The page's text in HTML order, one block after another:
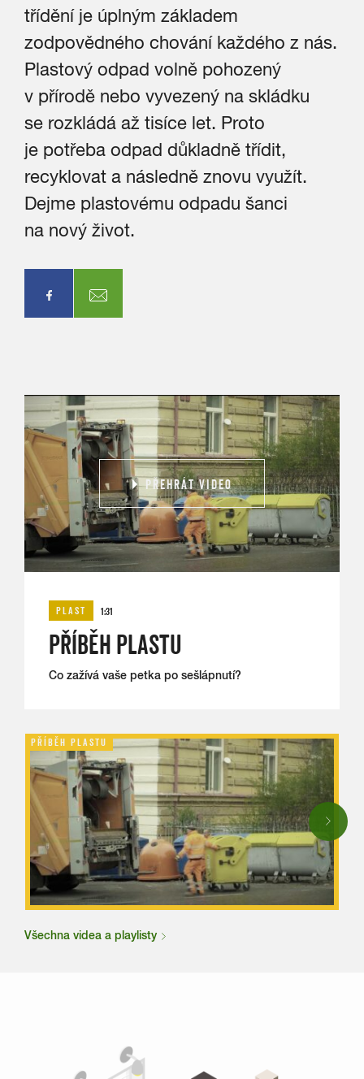
třídění je úplným základem
zodpovědného chování každého z nás.
Plastový odpad volně pohozený
v přírodě nebo vyvezený na skládku
se rozkládá až tisíce let. Proto
je potřeba odpad důkladně třídit,
recyklovat a následně znovu využít.
Dejme plastovému odpadu šanci
na nový život.
PLAST 1:31
PŘÍBĚH PLASTU
Co zažívá vaše petka po sešlápnutí?
PŘEHRÁT VIDEO
PŘÍBĚH PLASTU
Next
Všechna videa a playlisty